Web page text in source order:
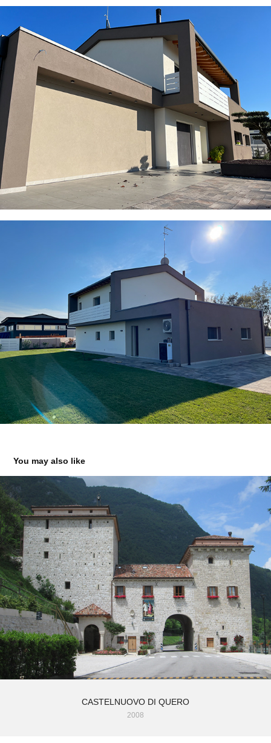
You may also like
CASTELNUOVO DI QUERO
2008